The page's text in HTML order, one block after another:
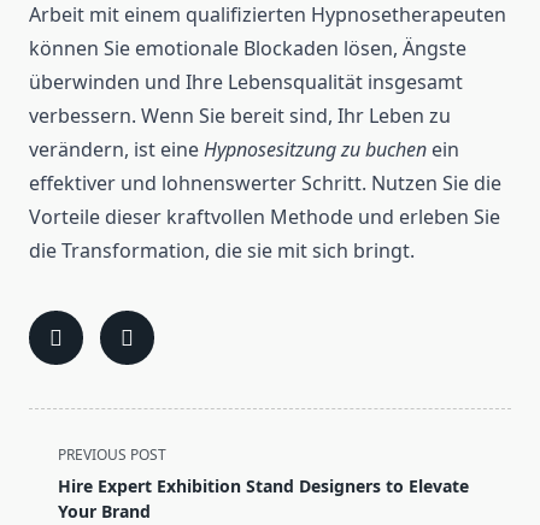
Arbeit mit einem qualifizierten Hypnosetherapeuten
können Sie emotionale Blockaden lösen, Ängste
überwinden und Ihre Lebensqualität insgesamt
verbessern. Wenn Sie bereit sind, Ihr Leben zu
verändern, ist eineHypnosesitzung zu buchen ein
effektiver und lohnenswerter Schritt. Nutzen Sie die
Vorteile dieser kraftvollen Methode und erleben Sie
die Transformation, die sie mit sich bringt.
<span
class="nav-
subtitle
PREVIOUS POST
Hire Expert Exhibition Stand Designers to Elevate
Your Brand